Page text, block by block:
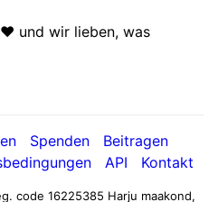
und wir lieben, was
Spenden
Beitragen
API Kontakt
code 16225385 Harju maakond,